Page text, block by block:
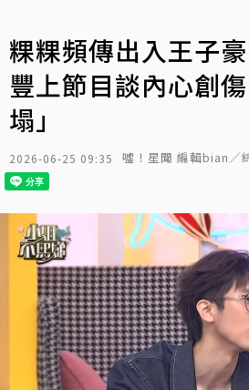
粿粿頻傳出入王子
豐上節目談內心創
塌」
2026-06-25 09:35 噓！星聞 編輯bian／